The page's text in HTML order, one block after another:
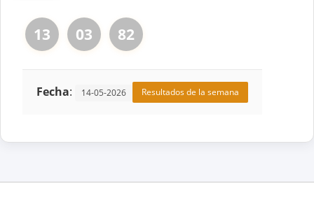
13 03 82
Fecha: 14-05-2026 Resultados de la semana